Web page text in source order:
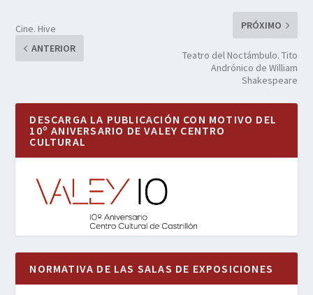
Cine. Hive
ANTERIOR
PRÓXIMO
Teatro del Noctámbulo. Tito
Andrónico de William
Shakespeare
DESCARGA LA PUBLICACIÓN CON MOTIVO DEL
10º ANIVERSARIO DE VALEY CENTRO
CULTURAL
NORMATIVA DE LAS SALAS DE EXPOSICIONES